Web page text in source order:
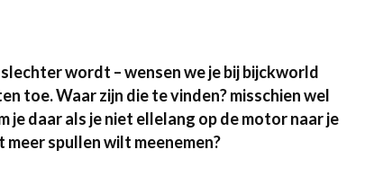
wordt – wensen we je bij bijckworld
toe. Waar zijn die te vinden? misschien wel
je daar als je niet ellelang op de motor naar je
spullen wilt meenemen?